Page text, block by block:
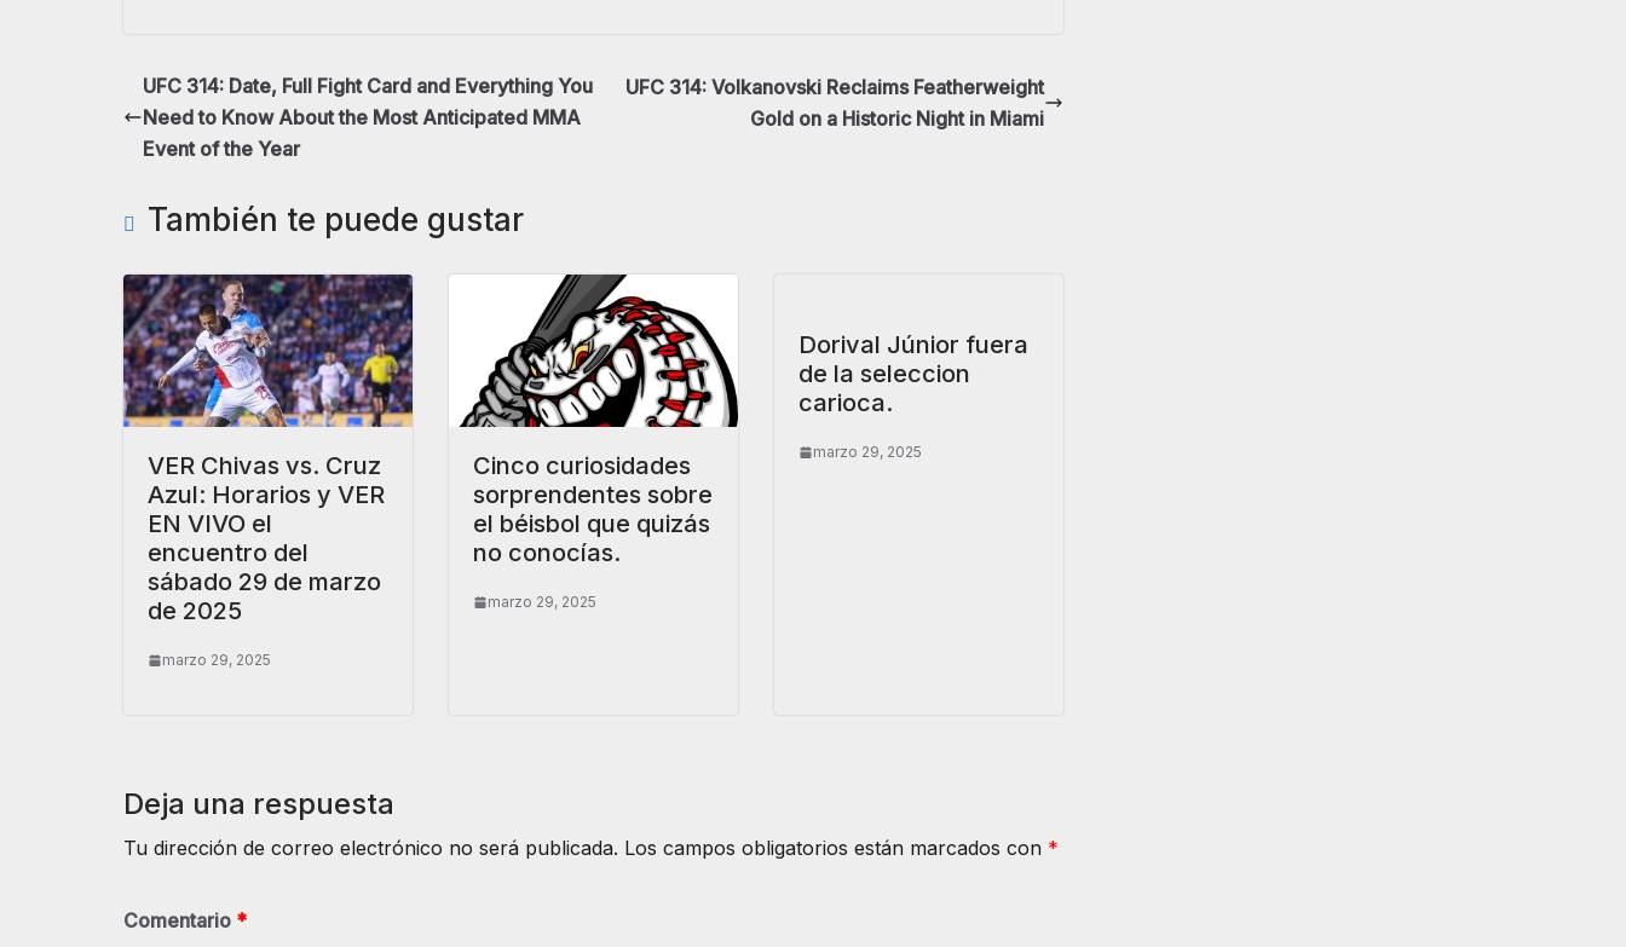
UFC 314: Date, Full Fight Card and Everything You
Need to Know About the Most Anticipated MMA
Event of the Year
UFC 314: Volkanovski Reclaims Featherweight
Gold on a Historic Night in Miami
También te puede gustar
VER Chivas vs. Cruz
Azul: Horarios y VER
EN VIVO el
encuentro del
sábado 29 de marzo
de 2025
marzo 29, 2025
Cinco curiosidades
sorprendentes sobre
el béisbol que quizás
no conocías.
marzo 29, 2025
Dorival Júnior fuera
de la seleccion
carioca.
marzo 29, 2025
Deja una respuesta
Tu dirección de correo electrónico no será publicada. Los campos obligatorios están marcados con *
Comentario *